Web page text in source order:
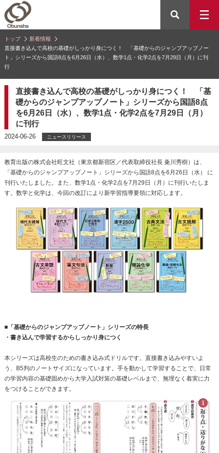
トップ
新着情報
直接書き込んで高校の基礎がしっかり身につく！ 「基礎からのジャンプアップノー
ト」シリーズから国語8点を6月26日（水）、数学1点・化学2点を7月29日（月）に刊
行
直接書き込んで高校の基礎がしっかり身につく！ 「基
礎からのジャンプアップノート」シリーズから国語8点
を6月26日（水）、数学1点・化学2点を7月29日（月）
に刊行
2024-06-26 ニュースリリース
教育出版の株式会社旺文社（東京都新宿区／代表取締役社長 粂川秀樹）は、
「基礎からのジャンプアップノート」シリーズから国語8点を6月26日（水） に
刊行いたしました。また、数学1点・化学2点を7月29日（月）に刊行いたしま
す。数学と化学は、今回の改訂により新学習指導要領に対応します。
■「基礎からのジャンプアップノート」シリーズの特長
・書き込んで学習するからしっかり身につく
本シリーズは高校生のための書き込み式ドリルです。直接書き込みやすいよ
う、B5判のノートサイズになっています。手を動かして学習することで、日常
の学習内容の基礎固めから大学入試対策の基礎レベルまで、無理なく着実に力
をつけることができます。